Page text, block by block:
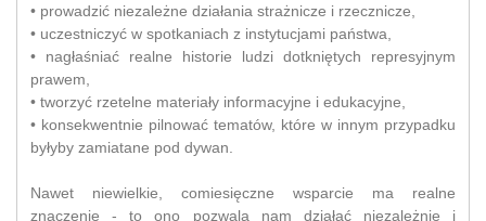
• prowadzić niezależne działania strażnicze i rzecznicze,
• uczestniczyć w spotkaniach z instytucjami państwa,
• nagłaśniać realne historie ludzi dotkniętych represyjnym
prawem,
• tworzyć rzetelne materiały informacyjne i edukacyjne,
• konsekwentnie pilnować tematów, które w innym przypadku
byłyby zamiatane pod dywan.
Nawet niewielkie, comiesięczne wsparcie ma realne
znaczenie - to ono pozwala nam działać niezależnie i